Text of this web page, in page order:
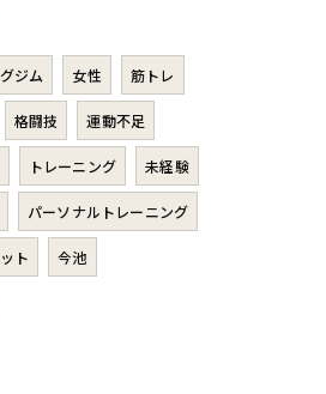
ジム 女性 筋トレ
格闘技 運動不足
トレーニング 未経験
パーソナルトレーニング
ト 今池